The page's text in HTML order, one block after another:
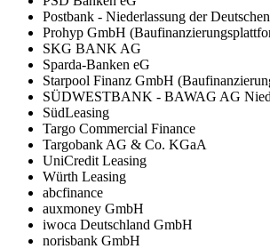
Postbank - Niederlassung der
Prohyp GmbH
SKG BANK AG
Sparda-Banken eG
Starpool Finanz GmbH
SÜDWESTBANK - BAWAG AG
SüdLeasing
Targo Commercial Finance
Targobank AG & Co. KGaA
UniCredit Leasing
Würth Leasing
abcfinance
auxmoney GmbH
iwoca Deutschland GmbH
norisbank GmbH